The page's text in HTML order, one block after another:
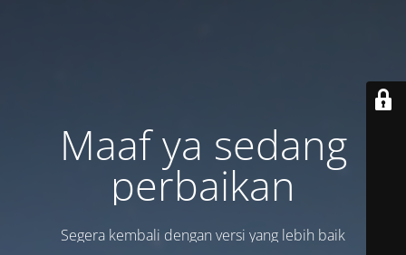
Maaf ya sedang
perbaikan
Segera kembali dengan versi yang lebih baik